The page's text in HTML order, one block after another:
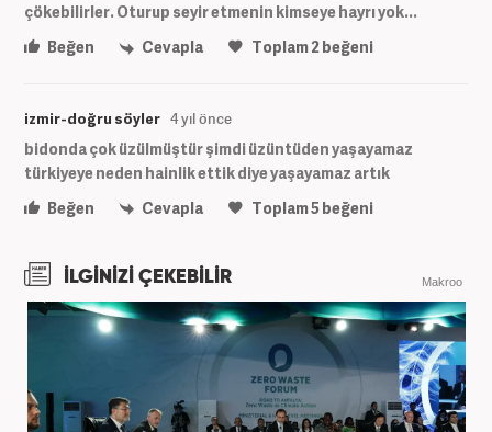
çökebilirler. Oturup seyir etmenin kimseye hayrı yok...
Beğen
Cevapla Toplam2beğeni
izmir-doğru söyler 4 yıl önce
bidonda çok üzülmüştür şimdi üzüntüden yaşayamaz
türkiyeye neden hainlik ettik diye yaşayamaz artık
Beğen
Cevapla Toplam5beğeni
İLGİNİZİ ÇEKEBİLİR Makroo